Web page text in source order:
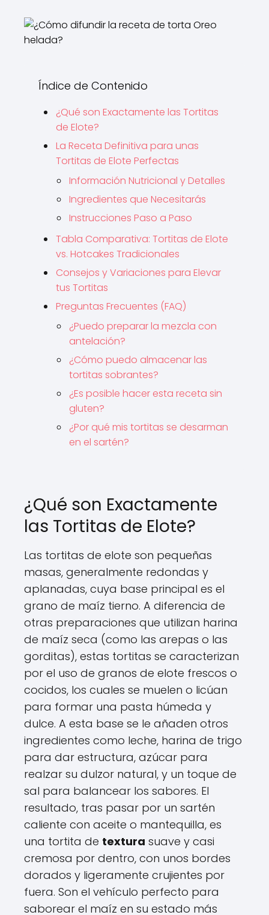
Índice de Contenido
¿Qué son Exactamente las Tortitas
de Elote?
La Receta Definitiva para unas
Tortitas de Elote Perfectas
Información Nutricional y Detalles
Ingredientes que Necesitarás
Instrucciones Paso a Paso
Tabla Comparativa: Tortitas de Elote
vs. Hotcakes Tradicionales
Consejos y Variaciones para Elevar
tus Tortitas
Preguntas Frecuentes (FAQ)
¿Puedo preparar la mezcla con
antelación?
¿Cómo puedo almacenar las
tortitas sobrantes?
¿Es posible hacer esta receta sin
gluten?
¿Por qué mis tortitas se desarman
en el sartén?
¿Qué son Exactamente
las Tortitas de Elote?
Las tortitas de elote son pequeñas
masas, generalmente redondas y
aplanadas, cuya base principal es el
grano de maíz tierno. A diferencia de
otras preparaciones que utilizan harina
de maíz seca (como las arepas o las
gorditas), estas tortitas se caracterizan
por el uso de granos de elote frescos o
cocidos, los cuales se muelen o licúan
para formar una pasta húmeda y
dulce. A esta base se le añaden otros
ingredientes como leche, harina de trigo
para dar estructura, azúcar para
realzar su dulzor natural, y un toque de
sal para balancear los sabores. El
resultado, tras pasar por un sartén
caliente con aceite o mantequilla, es
una tortita de textura suave y casi
cremosa por dentro, con unos bordes
dorados y ligeramente crujientes por
fuera. Son el vehículo perfecto para
saborear el maíz en su estado más